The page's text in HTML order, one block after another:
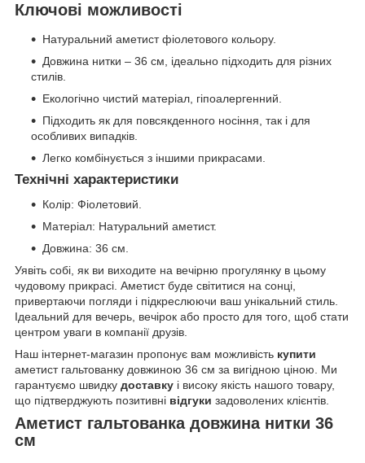
Ключові можливості
Натуральний аметист фіолетового кольору.
Довжина нитки – 36 см, ідеально підходить для різних
стилів.
Екологічно чистий матеріал, гіпоалергенний.
Підходить як для повсякденного носіння, так і для
особливих випадків.
Легко комбінується з іншими прикрасами.
Технічні характеристики
Колір: Фіолетовий.
Матеріал: Натуральний аметист.
Довжина: 36 см.
Уявіть собі, як ви виходите на вечірню прогулянку в цьому
чудовому прикрасі. Аметист буде світитися на сонці,
привертаючи погляди і підкреслюючи ваш унікальний стиль.
Ідеальний для вечерь, вечірок або просто для того, щоб стати
центром уваги в компанії друзів.
Наш інтернет-магазин пропонує вам можливість купити
аметист гальтованку довжиною 36 см за вигідною ціною. Ми
гарантуємо швидку доставку і високу якість нашого товару,
що підтверджують позитивні відгуки задоволених клієнтів.
Аметист гальтованка довжина нитки 36
см